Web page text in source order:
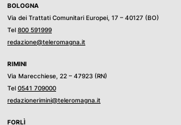
BOLOGNA
Via dei Trattati Comunitari Europei, 17 – 40127 (BO)
Tel 800 591999
redazione@teleromagna.it
RIMINI
Via Marecchiese, 22 – 47923 (RN)
Tel 0541 709000
redazionerimini@teleromagna.it
FORLÌ